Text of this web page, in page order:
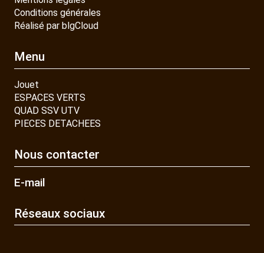
Conditions générales
Réalisé par blgCloud
Menu
Jouet
ESPACES VERTS
QUAD SSV UTV
PIECES DETACHEES
Nous contacter
E-mail
Réseaux sociaux